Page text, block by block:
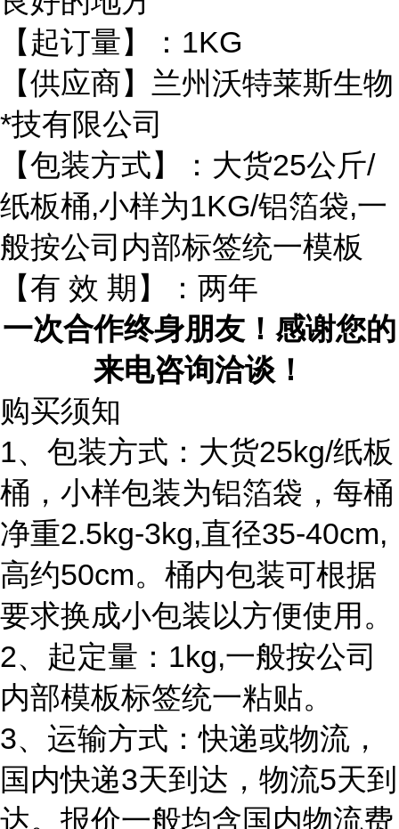
【起订量】：1KG
【供应商】兰州沃特莱斯生物
*技有限公司
【包装方式】：大货25公斤/
纸板桶,小样为1KG/铝箔袋,一
般按公司内部标签统一模板
【有 效 期】：两年
一次合作终身朋友！感谢您的
来电咨询洽谈！
购买须知
1、包装方式：大货25kg/纸板
桶，小样包装为铝箔袋，每桶
净重2.5kg-3kg,直径35-40cm,
高约50cm。桶内包装可根据
要求换成小包装以方便使用。
2、起定量：1kg,一般按公司
内部模板标签统一粘贴。
3、运输方式：快递或物流，
国内快递3天到达，物流5天到
达。报价一般均含国内物流费